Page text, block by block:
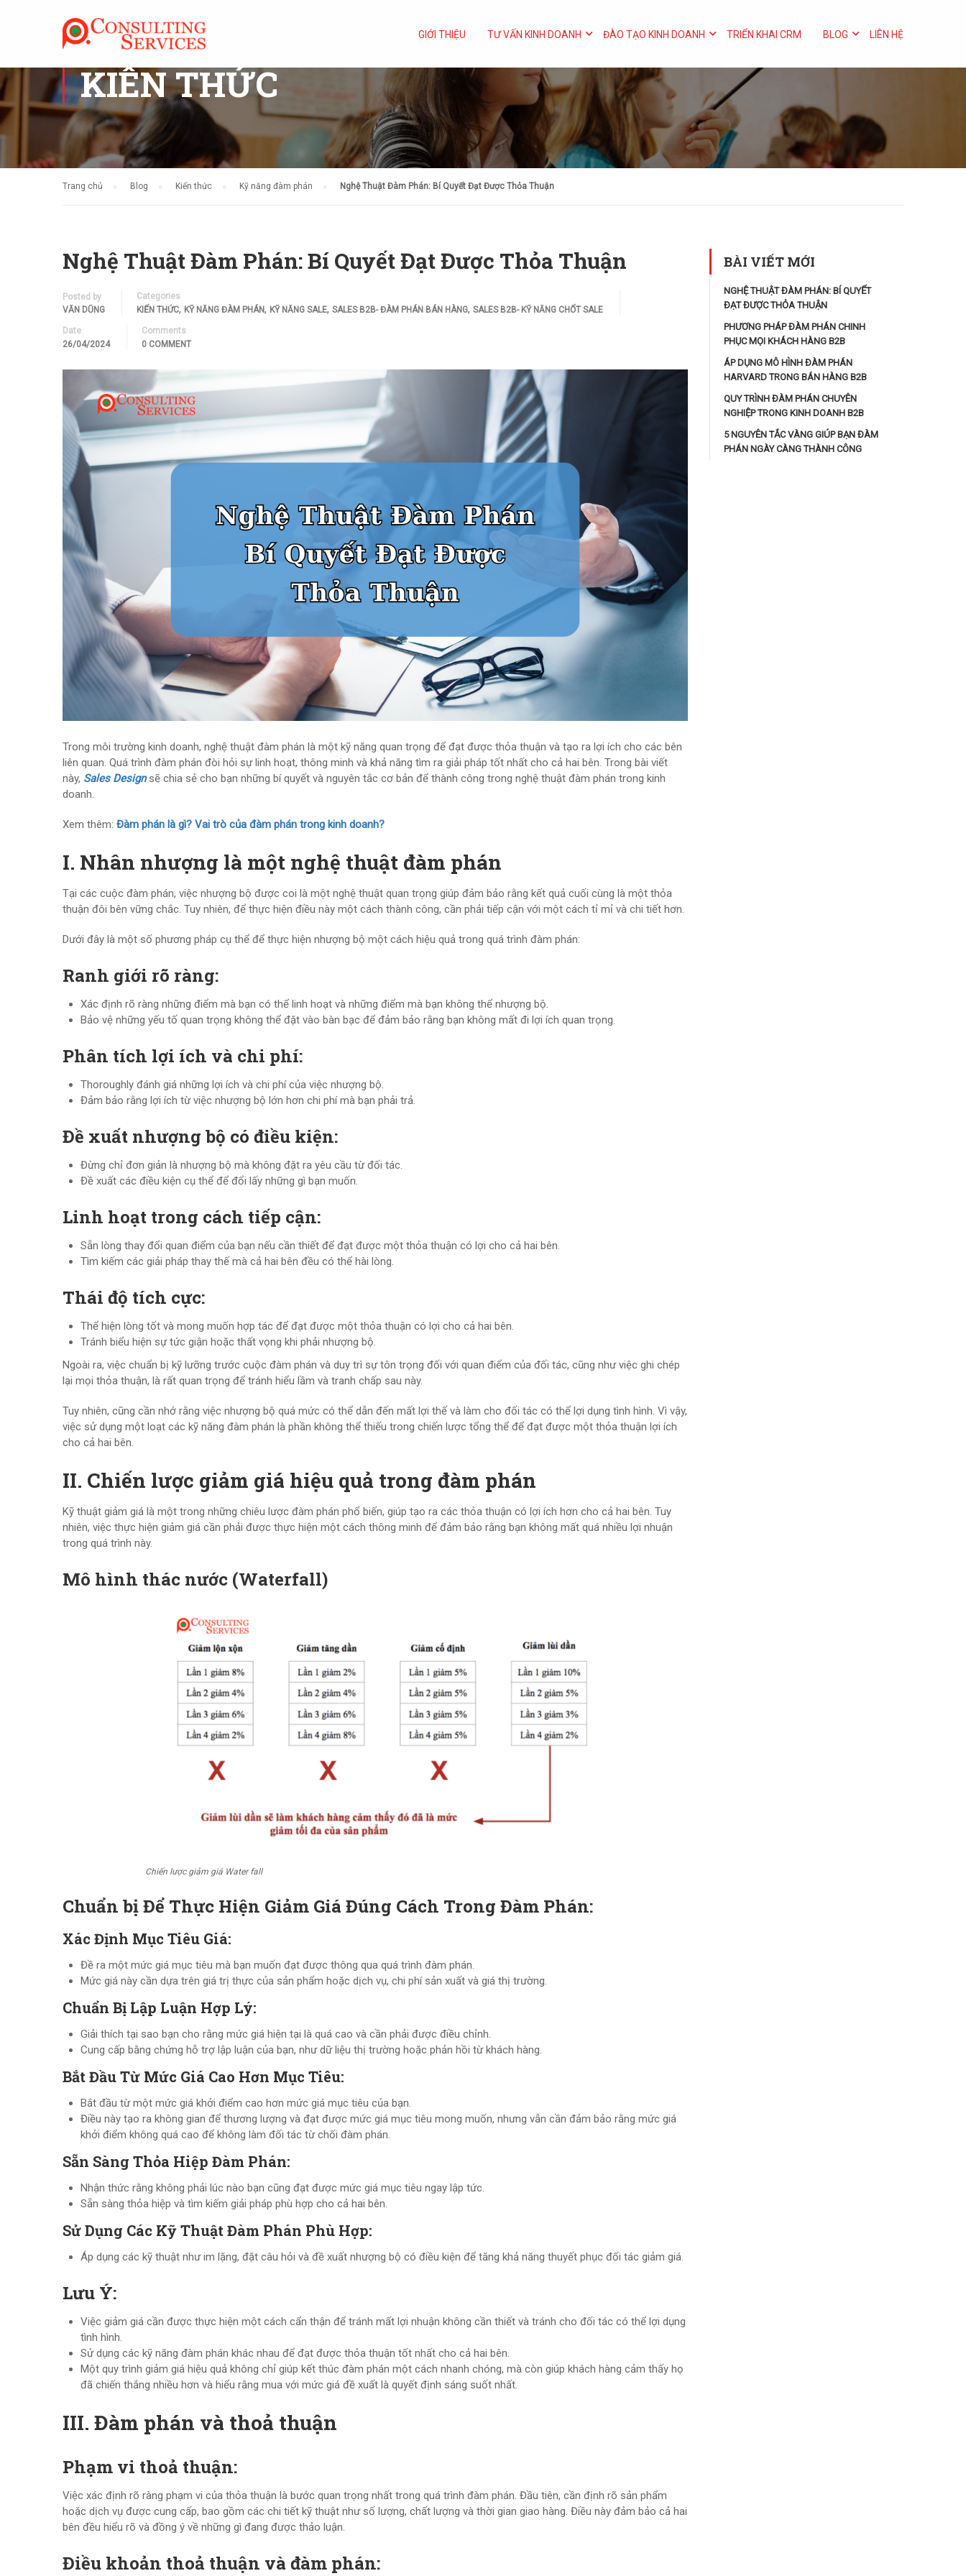
GIỚI THIỆU TƯ VẤN KINH DOANH ĐÀO TẠO KINH DOANH TRIỂN KHAI CRM BLOG LIÊN HỆ
KIẾN THỨC
Trang chủ Blog Kiến thức Kỹ năng đàm phán Nghệ Thuật Đàm Phán: Bí Quyết Đạt Được Thỏa Thuận
Nghệ Thuật Đàm Phán: Bí Quyết Đạt Được Thỏa Thuận
Posted by
VĂN DŨNG
Categories
KIẾN THỨC, KỸ NĂNG ĐÀM PHÁN, KỸ NĂNG SALE, SALES B2B- ĐÀM PHÁN BÁN HÀNG, SALES B2B- KỸ NĂNG CHỐT SALE
Date
26/04/2024
Comments
0 COMMENT
Trong môi trường kinh doanh, nghệ thuật đàm phán là một kỹ năng quan trọng để đạt được thỏa thuận và tạo ra lợi ích cho các bên
liên quan. Quá trình đàm phán đòi hỏi sự linh hoạt, thông minh và khả năng tìm ra giải pháp tốt nhất cho cả hai bên. Trong bài viết
này, Sales Designsẽ chia sẻ cho bạn những bí quyết và nguyên tắc cơ bản để thành công trong nghệ thuật đàm phán trong kinh
doanh.
Xem thêm: Đàm phán là gì? Vai trò của đàm phán trong kinh doanh?
I. Nhân nhượng là một nghệ thuật đàm phán
Tại các cuộc đàm phán, việc nhượng bộ được coi là một nghệ thuật quan trọng giúp đảm bảo rằng kết quả cuối cùng là một thỏa
thuận đôi bên vững chắc. Tuy nhiên, để thực hiện điều này một cách thành công, cần phải tiếp cận với một cách tỉ mỉ và chi tiết hơn.
Dưới đây là một số phương pháp cụ thể để thực hiện nhượng bộ một cách hiệu quả trong quá trình đàm phán:
Ranh giới rõ ràng:
Xác định rõ ràng những điểm mà bạn có thể linh hoạt và những điểm mà bạn không thể nhượng bộ.
Bảo vệ những yếu tố quan trọng không thể đặt vào bàn bạc để đảm bảo rằng bạn không mất đi lợi ích quan trọng.
Phân tích lợi ích và chi phí:
Thoroughly đánh giá những lợi ích và chi phí của việc nhượng bộ.
Đảm bảo rằng lợi ích từ việc nhượng bộ lớn hơn chi phí mà bạn phải trả.
Đề xuất nhượng bộ có điều kiện:
Đừng chỉ đơn giản là nhượng bộ mà không đặt ra yêu cầu từ đối tác.
Đề xuất các điều kiện cụ thể để đổi lấy những gì bạn muốn.
Linh hoạt trong cách tiếp cận:
Sẵn lòng thay đổi quan điểm của bạn nếu cần thiết để đạt được một thỏa thuận có lợi cho cả hai bên.
Tìm kiếm các giải pháp thay thế mà cả hai bên đều có thể hài lòng.
Thái độ tích cực:
Thể hiện lòng tốt và mong muốn hợp tác để đạt được một thỏa thuận có lợi cho cả hai bên.
Tránh biểu hiện sự tức giận hoặc thất vọng khi phải nhượng bộ.
Ngoài ra, việc chuẩn bị kỹ lưỡng trước cuộc đàm phán và duy trì sự tôn trọng đối với quan điểm của đối tác, cũng như việc ghi chép
lại mọi thỏa thuận, là rất quan trọng để tránh hiểu lầm và tranh chấp sau này.
Tuy nhiên, cũng cần nhớ rằng việc nhượng bộ quá mức có thể dẫn đến mất lợi thế và làm cho đối tác có thể lợi dụng tình hình. Vì vậy,
việc sử dụng một loạt các kỹ năng đàm phán là phần không thể thiếu trong chiến lược tổng thể để đạt được một thỏa thuận lợi ích
cho cả hai bên.
II. Chiến lược giảm giá hiệu quả trong đàm phán
Kỹ thuật giảm giá là một trong những chiêu lược đàm phán phổ biến, giúp tạo ra các thỏa thuận có lợi ích hơn cho cả hai bên. Tuy
nhiên, việc thực hiện giảm giá cần phải được thực hiện một cách thông minh để đảm bảo rằng bạn không mất quá nhiều lợi nhuận
trong quá trình này.
Mô hình thác nước (Waterfall)
Chiến lược giảm giá Water fall
Chuẩn bị Để Thực Hiện Giảm Giá Đúng Cách Trong Đàm Phán:
Xác Định Mục Tiêu Giá:
Đề ra một mức giá mục tiêu mà bạn muốn đạt được thông qua quá trình đàm phán.
Mức giá này cần dựa trên giá trị thực của sản phẩm hoặc dịch vụ, chi phí sản xuất và giá thị trường.
Chuẩn Bị Lập Luận Hợp Lý:
Giải thích tại sao bạn cho rằng mức giá hiện tại là quá cao và cần phải được điều chỉnh.
Cung cấp bằng chứng hỗ trợ lập luận của bạn, như dữ liệu thị trường hoặc phản hồi từ khách hàng.
Bắt Đầu Từ Mức Giá Cao Hơn Mục Tiêu:
Bắt đầu từ một mức giá khởi điểm cao hơn mức giá mục tiêu của bạn.
Điều này tạo ra không gian để thương lượng và đạt được mức giá mục tiêu mong muốn, nhưng vẫn cần đảm bảo rằng mức giá
khởi điểm không quá cao để không làm đối tác từ chối đàm phán.
Sẵn Sàng Thỏa Hiệp Đàm Phán:
Nhận thức rằng không phải lúc nào bạn cũng đạt được mức giá mục tiêu ngay lập tức.
Sẵn sàng thỏa hiệp và tìm kiếm giải pháp phù hợp cho cả hai bên.
Sử Dụng Các Kỹ Thuật Đàm Phán Phù Hợp:
Áp dụng các kỹ thuật như im lặng, đặt câu hỏi và đề xuất nhượng bộ có điều kiện để tăng khả năng thuyết phục đối tác giảm giá.
Lưu Ý:
Việc giảm giá cần được thực hiện một cách cẩn thận để tránh mất lợi nhuận không cần thiết và tránh cho đối tác có thể lợi dụng
tình hình.
Sử dụng các kỹ năng đàm phán khác nhau để đạt được thỏa thuận tốt nhất cho cả hai bên.
Một quy trình giảm giá hiệu quả không chỉ giúp kết thúc đàm phán một cách nhanh chóng, mà còn giúp khách hàng cảm thấy họ
đã chiến thắng nhiều hơn và hiểu rằng mua với mức giá đề xuất là quyết định sáng suốt nhất.
III. Đàm phán và thoả thuận
Phạm vi thoả thuận:
Việc xác định rõ ràng phạm vi của thỏa thuận là bước quan trọng nhất trong quá trình đàm phán. Đầu tiên, cần định rõ sản phẩm
hoặc dịch vụ được cung cấp, bao gồm các chi tiết kỹ thuật như số lượng, chất lượng và thời gian giao hàng. Điều này đảm bảo cả hai
bên đều hiểu rõ và đồng ý về những gì đang được thảo luận.
Điều khoản thoả thuận và đàm phán:
BÀI VIẾT MỚI
NGHỆ THUẬT ĐÀM PHÁN: BÍ QUYẾT
ĐẠT ĐƯỢC THỎA THUẬN
PHƯƠNG PHÁP ĐÀM PHÁN CHINH
PHỤC MỌI KHÁCH HÀNG B2B
ÁP DỤNG MÔ HÌNH ĐÀM PHÁN
HARVARD TRONG BÁN HÀNG B2B
QUY TRÌNH ĐÀM PHÁN CHUYÊN
NGHIỆP TRONG KINH DOANH B2B
5 NGUYÊN TẮC VÀNG GIÚP BẠN ĐÀM
PHÁN NGÀY CÀNG THÀNH CÔNG